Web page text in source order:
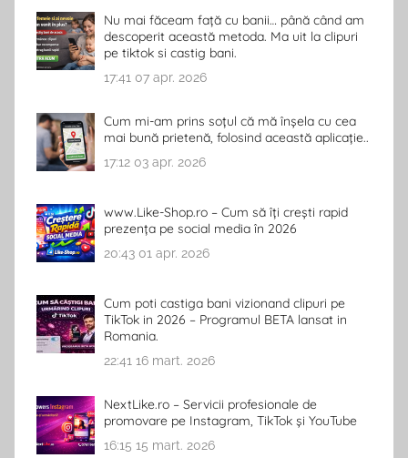
Nu mai făceam față cu banii… până când am
descoperit această metoda. Ma uit la clipuri
pe tiktok si castig bani.
17:41 07 apr. 2026
Cum mi-am prins soțul că mă înșela cu cea
mai bună prietenă, folosind această aplicație..
17:12 03 apr. 2026
www.Like-Shop.ro – Cum să îți crești rapid
prezența pe social media în 2026
20:43 01 apr. 2026
Cum poti castiga bani vizionand clipuri pe
TikTok in 2026 – Programul BETA lansat in
Romania.
22:41 16 mart. 2026
NextLike.ro – Servicii profesionale de
promovare pe Instagram, TikTok și YouTube
16:15 15 mart. 2026